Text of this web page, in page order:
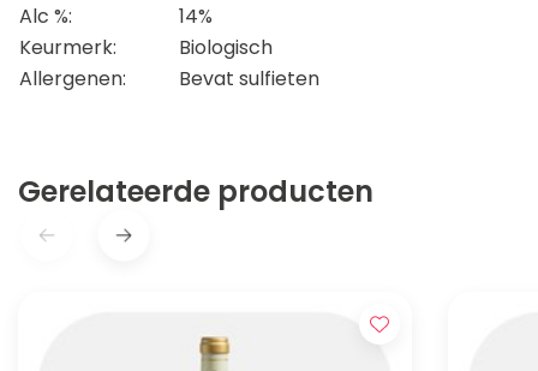
Alc %:
14%
Keurmerk:
Biologisch
Allergenen:
Bevat sulfieten
Gerelateerde producten